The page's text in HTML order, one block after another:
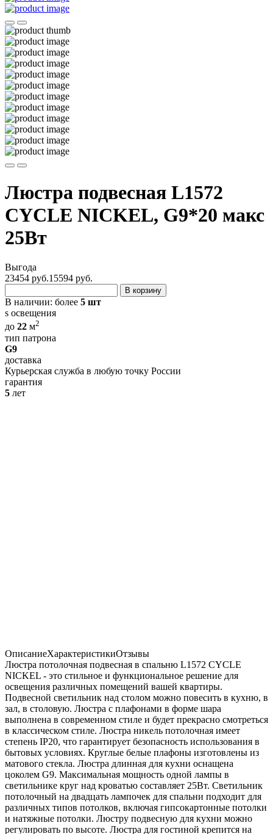
Люстра подвесная L1572
CYCLE NICKEL, G9*20 макс
25Вт
Выгода
23454 руб.15594 руб.
В корзину
В наличии: более 5 шт
s освещения
до 22 м2
тип патрона
G9
доставка
Курьерская служба в любую точку России
гарантия
5 лет
ОписаниеХарактеристикиОтзывы
Люстра потолочная подвесная в спальню L1572 CYCLE
NICKEL - это стильное и функциональное решение для
освещения различных помещений вашей квартиры.
Подвесной светильник над столом можно повесить в кухню, в
зал, в столовую. Люстра с плафонами в форме шара
выполнена в современном стиле и будет прекрасно смотреться
в классическом стиле. Люстра никель потолочная имеет
степень IP20, что гарантирует безопасность использования в
бытовых условиях. Круглые белые плафоны изготовлены из
матового стекла. Люстра длинная для кухни оснащена
цоколем G9. Максимальная мощность одной лампы в
светильнике круг над кроватью составляет 25Вт. Светильник
потолочный на двадцать лампочек для спальни подходит для
различных типов потолков, включая гипсокартонные потолки
и натяжные потолки. Люстру подвесную для кухни можно
регулировать по высоте. Люстра для гостиной крепится на